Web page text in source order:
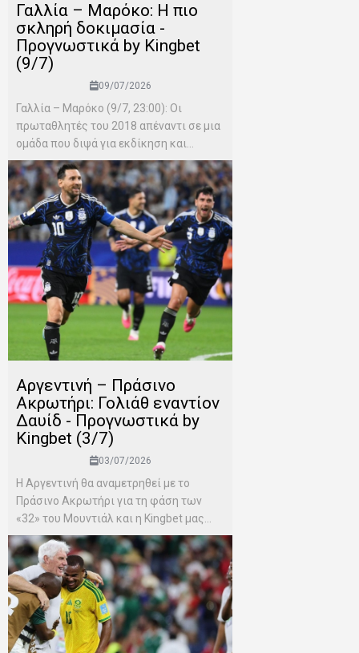
Γαλλία – Μαρόκο: Η πιο
σκληρή δοκιμασία -
Προγνωστικά by Kingbet
(9/7)
09/07/2026
Γαλλία – Μαρόκο (9/7, 23:00): Οι
πρωταθλητές του 2018 απέναντι σε μια
ομάδα που διψά για εκδίκηση και...
Αργεντινή – Πράσινο
Ακρωτήρι: Γολιάθ εναντίον
Δαυίδ - Προγνωστικά by
Kingbet (3/7)
03/07/2026
Η Αργεντινή θα αναμετρηθεί με το
Πράσινο Ακρωτήρι για τη φάση των
«32» του Μουντιάλ και η Kingbet μας...